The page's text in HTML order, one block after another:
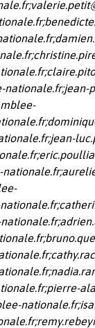
;
;
;
;
;
nationale.fr;jean-
;
;jean-
;
nationale.fr;
;
;
;
;
;
;pierre-
nationale.fr;
;